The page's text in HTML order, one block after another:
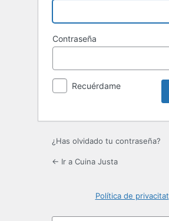
Contraseña
Recuérdame
¿Has olvidado tu contraseña?
← Ir a Cuina Justa
Política de privacitat